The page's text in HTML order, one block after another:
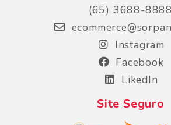
(65) 3688-8888
Instagram
Facebook
LikedIn
Site Seguro